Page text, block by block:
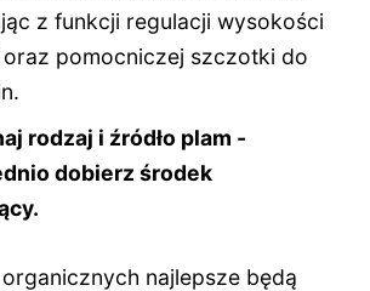
z funkcji regulacji wysokości
pomocniczej szczotki do
rodzaj i źródło plam -
dobierz środek
najlepsze będą